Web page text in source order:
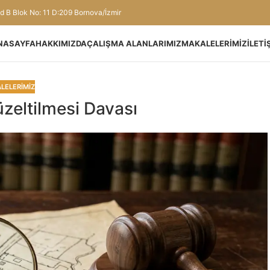
B Blok No: 11 D:209 Bornova/İzmir
HAKKIMIZDAÇALIŞMA ALANLARIMIZMAKALELERIMIZ
Davası